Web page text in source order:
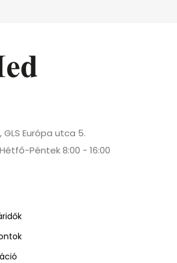
Európa utca 5.
Péntek 8:00 - 16:00